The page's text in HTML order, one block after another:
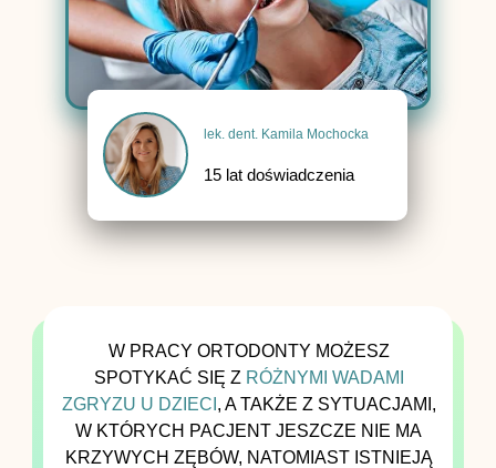
lek. dent. Kamila Mochocka
15 lat doświadczenia
W PRACY ORTODONTY MOŻESZ
SPOTYKAĆ SIĘ Z RÓŻNYMI WADAMI
ZGRYZU U DZIECI , A TAKŻE Z SYTUACJAMI,
W KTÓRYCH PACJENT JESZCZE NIE MA
KRZYWYCH ZĘBÓW, NATOMIAST ISTNIEJĄ